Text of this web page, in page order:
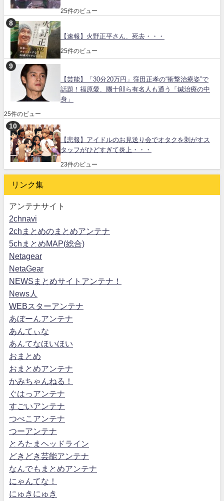
25件のビュー
【速報】火野正平さん、死去・・・
25件のビュー
【芸能】「30分20万円」窪田正孝の“衝撃治療姿”で
話題！福原愛、團十郎ら有名人も通う「鍼治療の中
身」
25件のビュー
【悲報】アイドルのお見送り会でオタクを剥がすス
タッフがひどすぎて炎上・・・
23件のビュー
リンク集
アンテナサイト
2chnavi
2chまとめのまとめアンテナ
5chまとめMAP(総合)
Netagear
NetaGear
NEWSまとめサイトアンテナ！
News人
WEBスターアンテナ
あぼーんアンテナ
あんてぃな
あんてなほいほい
おまとめ
おまとめアンテナ
かみちゃんねる！
ぐはっアンテナ
すごいアンテナ
つべこアンテナ
つーアンテナ
とろたまヘッドライン
どきどき芸能アンテナ
なんでもまとめアンテナ
にゃんてな！
にゅきにゅき